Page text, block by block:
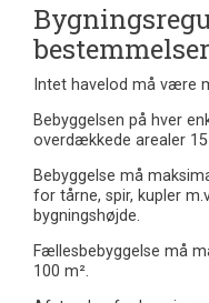
bestemmelser
Intet havelod må være
Bebyggelsen på hver
overdækkede arealer 15
Bebyggelse må
for tårne, spir, kupler
bygningshøjde.
Fællesbebyggelse må
100 m².